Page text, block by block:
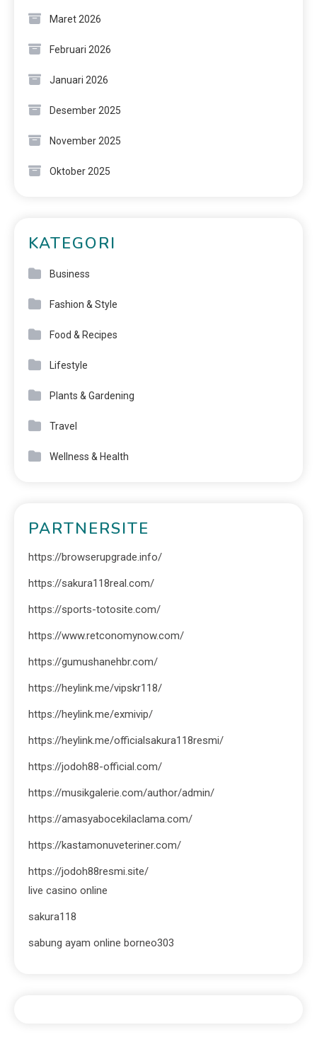
Maret 2026
Februari 2026
Januari 2026
Desember 2025
November 2025
Oktober 2025
KATEGORI
Business
Fashion & Style
Food & Recipes
Lifestyle
Plants & Gardening
Travel
Wellness & Health
PARTNERSITE
https://browserupgrade.info/
https://sakura118real.com/
https://sports-totosite.com/
https://www.retconomynow.com/
https://gumushanehbr.com/
https://heylink.me/vipskr118/
https://heylink.me/exmivip/
https://heylink.me/officialsakura118resmi/
https://jodoh88-official.com/
https://musikgalerie.com/author/admin/
https://amasyabocekilaclama.com/
https://kastamonuveteriner.com/
https://jodoh88resmi.site/
live casino online
sakura118
sabung ayam online borneo303